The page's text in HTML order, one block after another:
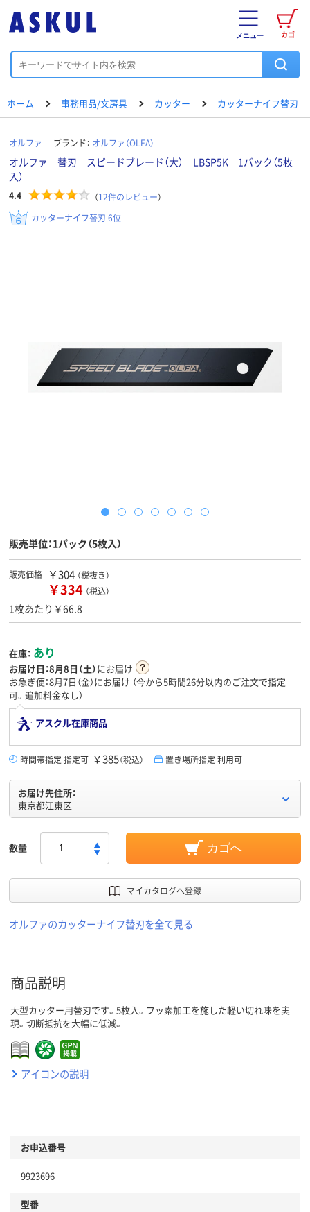
カゴ
メニュー
ホーム 事務用品/文房具 カッター カッターナイフ替刃
オルファ ブランド： オルファ（OLFA）
オルファ 替刃 スピードブレード（大） LBSP5K 1パック（5枚
入）
4.4 （12件のレビュー）
カッターナイフ替刃 6位
販売単位：1パック（5枚入）
販売価格 ￥304 （税抜き）
￥334 （税込）
1枚あたり￥66.8
在庫： あり
お届け日：8月8日（土）にお届け
お急ぎ便：8月7日（金）にお届け （今から5時間26分以内のご注文で指定
可。追加料金なし）
アスクル在庫商品
時間帯指定 指定可 ￥385（税込） 置き場所指定 利用可
お届け先住所：
東京都江東区
数量 カゴへ
マイカタログへ登録
オルファのカッターナイフ替刃を全て見る
商品説明
大型カッター用替刃です。5枚入。フッ素加工を施した軽い切れ味を実
現。切断抵抗を大幅に低減。
アイコンの説明
お申込番号
9923696
型番